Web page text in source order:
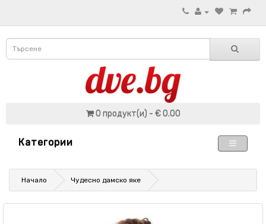
0 продукт(и) - € 0.00
Категории
Начало Чудесно дамско яке